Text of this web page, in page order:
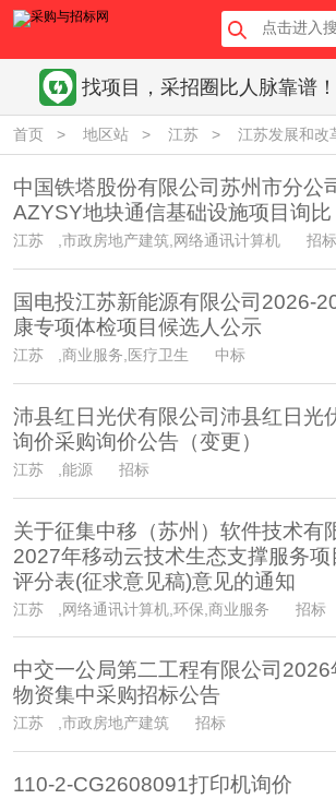
找项目，采招圈比人脉靠谱！
首页 > 地区站 > 江苏 > 江苏发展和改
中国铁塔股份有限公司苏州市分公
AZYSY地块通信基础设施项目询
江苏 ,市政房地产建筑,网络通讯计算机 招标
国电投江苏新能源有限公司2026-
康专项体检项目候选人公示
江苏 ,商业服务,医疗卫生 中标
沛县红日光伏有限公司沛县红日光
询价采购询价公告（变更）
江苏 ,能源 招标
关于征集中移（苏州）软件技术有
2027年移动云技术生态支撑服务项
评分表(征求意见稿)意见的通知
江苏 ,网络通讯计算机,环保,商业服务 招标
中交一公局第二工程有限公司
物资集中采购招标公告
江苏 ,市政房地产建筑 招标
110-2-CG2608091打印机询价